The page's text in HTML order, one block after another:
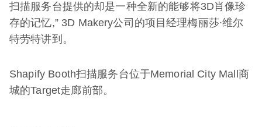
扫描服务台提供的却是一种全新的能够将3D肖像珍
存的记忆,” 3D Makery公司的项目经理梅丽莎∙维尔
特劳特讲到。
Shapify Booth扫描服务台位于Memorial City Mall商
城的Target走廊前部。